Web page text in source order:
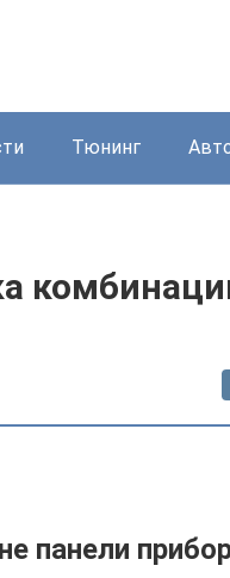
Тюнинг
панели